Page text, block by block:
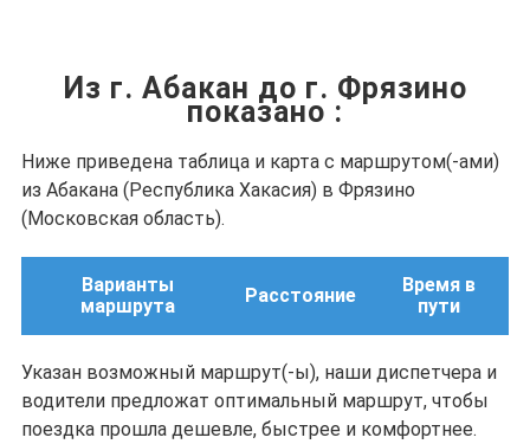
Из г. Абакан до г. Фрязино
показано :
Ниже приведена таблица и карта с маршрутом(-ами)
из Абакана (Республика Хакасия) в Фрязино
(Московская область).
Варианты
маршрута
Расстояние
Время в
пути
Указан возможный маршрут(-ы), наши диспетчера и
водители предложат оптимальный маршрут, чтобы
поездка прошла дешевле, быстрее и комфортнее.